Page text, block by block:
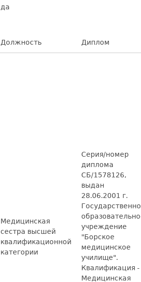
да
Должность Диплом
Медицинская
сестра высшей
квалификационной
категории
Серия/номер
диплома
СБ/1578126,
выдан
28.06.2001 г.
учреждение
"Борское
медицинское
училище".
Квалификация -
Медицинская